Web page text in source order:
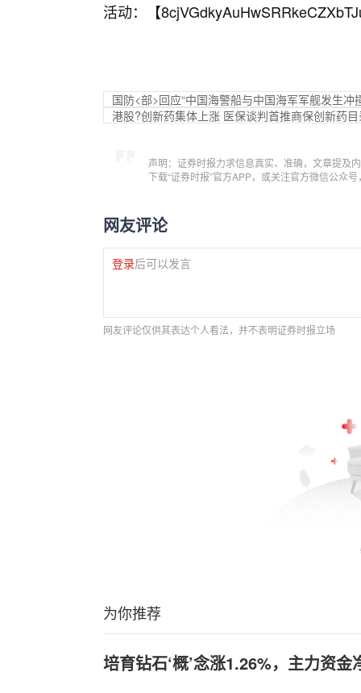
活动：【
国防<部>回应“中国海警船与中国海军军舰发生冲
港股?创新药集体上涨 医保谈判首推商保创新药
声明：证券时报力求信息真实、准确，文章提及
下载“证券时报”官方APP，或关注官方微信公众
网友评论
登录后可以发言
网友评论仅供其表达个人看法，并不表明证券时报立场
为你推荐
培育钻石‘概’念涨1.26%，主力资金